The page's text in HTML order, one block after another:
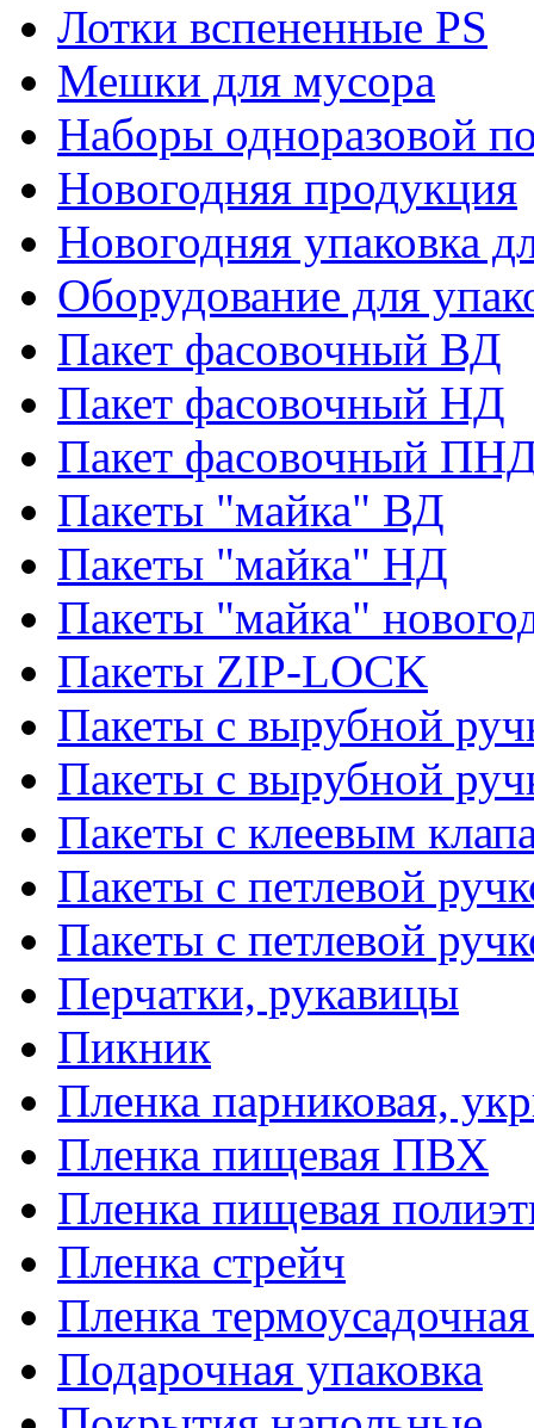
Лотки вспененные PS
Мешки для мусора
Наборы одноразовой
Новогодняя продукция
Новогодняя упаковка
Оборудование для
Пакет фасовочный ВД
Пакет фасовочный НД
Пакет фасовочный
Пакеты "майка" ВД
Пакеты "майка" НД
Пакеты "майка"
Пакеты ZIP-LOCK
Пакеты с вырубной
Пакеты с вырубной
Пакеты с клеевым
Пакеты с петлевой
Пакеты с петлевой
Перчатки, рукавицы
Пикник
Пленка парниковая,
Пленка пищевая ПВХ
Пленка пищевая
Пленка стрейч
Пленка
Подарочная упаковка